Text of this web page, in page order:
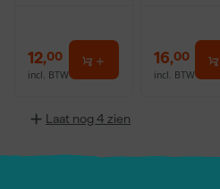
12,00
incl. BTW
16,00
incl. BTW
Laat nog 4 zien